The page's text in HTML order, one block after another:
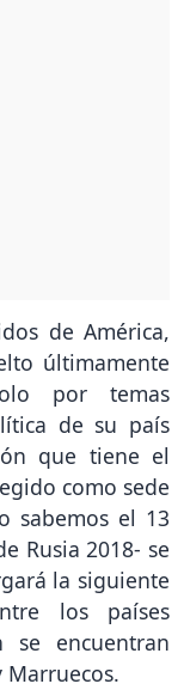
de América,
últimamente
por temas
de su país
que tiene el
como sede
sabemos el 13
Rusia 2018- se
la siguiente
los países
se encuentran
Marruecos.